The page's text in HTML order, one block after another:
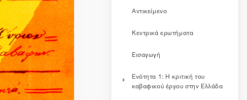
Αντικείμενο
Κεντρικά ερωτήματα
Εισαγωγή
Ενότητα 1: Η κριτική του
καβαφικού έργου στην Ελλάδα